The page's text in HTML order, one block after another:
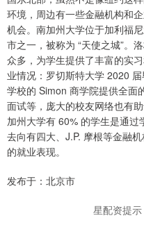
环境，周边有一些金融机构和
机会。南加州大学位于加利福
市之一，被称为 “天使之城”。
众多，为学生提供了丰富的实
业情况：罗切斯特大学 2020
学校的 Simon 商学院提供全面
面试等，庞大的校友网络也有
加州大学有 60% 的学生是通
去向有四大、J.P. 摩根等金融
的就业表现。
发布于：北京市
星配资提示